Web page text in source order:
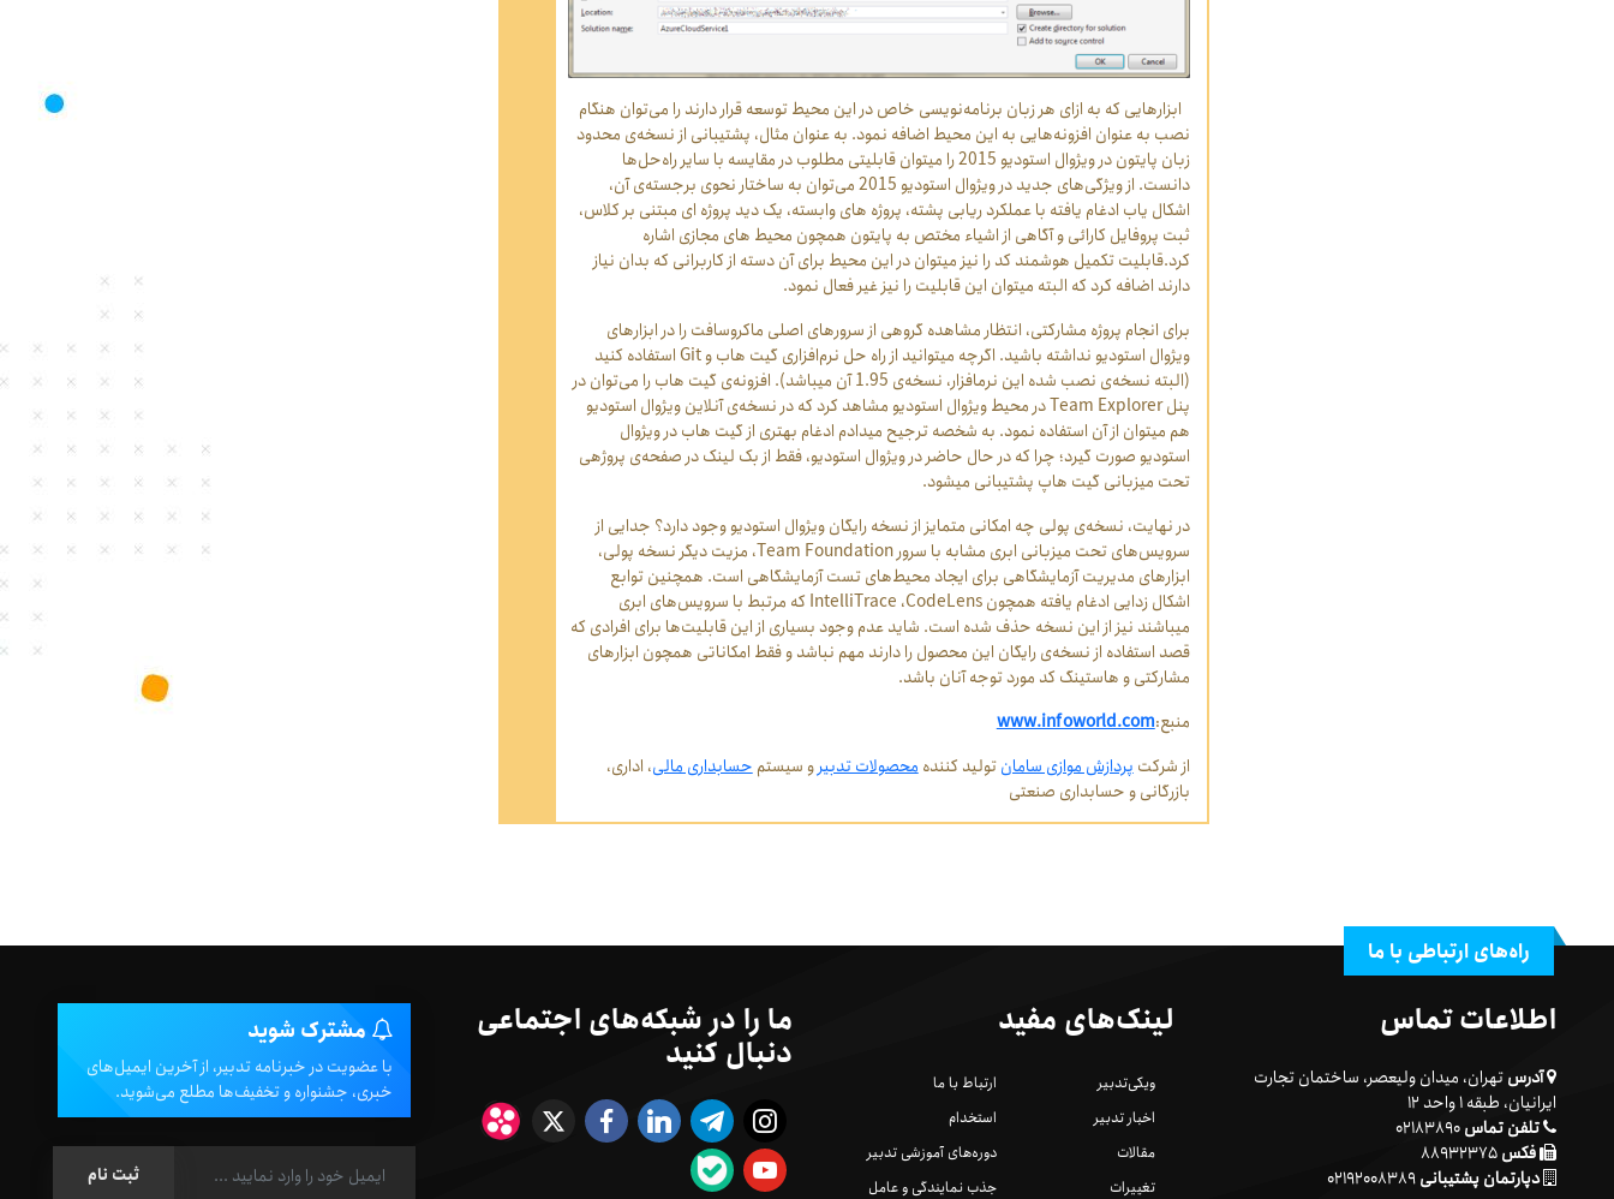
ابزارهایی که به ازای هر زبان برنامه‌‏نویسی خاص در این محیط توسعه قرار دارند را می‌‏توان هنگام
نصب به عنوان افزونه‌‏هایی به این محیط اضافه نمود. به عنوان مثال، پشتیبانی از نسخه‏‌ی محدود
زبان پایتون در ویژوال استودیو 2015 را می‏توان قابلیتی مطلوب در مقایسه با سایر راه‌حل‌ها
دانست. از ویژگی‏‌های جدید در ویژوال استودیو 2015 می‌‏توان به ساختار نحوی برجسته‌‏ی آن،
اشکال یاب ادغام یافته با عملکرد ریابی پشته، پروژه های وابسته، یک دید پروژه ای مبتنی بر کلاس،
ثبت پروفایل کارائی و آگاهی از اشیاء مختص به پایتون همچون محیط های مجازی اشاره
کرد.قابلیت تکمیل هوشمند کد را نیز میتوان در این محیط برای آن دسته از کاربرانی که بدان نیاز
دارند اضافه کرد که البته میتوان این قابلیت را نیز غیر فعال نمود.
برای انجام پروژه مشارکتی، انتظار مشاهده گروهی از سرورهای اصلی ماکروسافت را در ابزارهای
ویژوال استودیو نداشته باشید. اگرچه می‏توانید از راه حل نرم‏‌افزاری گیت هاب وGit استفاده کنید
(البته نسخه‏‌ی نصب شده این نرم‏افزار، نسخه‏‌ی 1.95 آن می‏باشد). افزونه‏‌ی گیت هاب را می‌‏توان در
پنلTeam Explorerدر محیط ویژوال استودیو مشاهد کرد که در نسخه‌‏ی آنلاین ویژوال استودیو
هم می‏توان از آن استفاده نمود. به شخصه ترجیح می‏دادم ادغام بهتری از گیت هاب در ویژوال
استودیو صورت گیرد؛ چرا که در حال حاضر در ویژوال استودیو، فقط از بک لینک در صفحه‌‏ی پروژه‏ی
تحت میزبانی گیت هاپ پشتیبانی می‏شود.
در نهایت، نسخه‏‌ی پولی چه امکانی متمایز از نسخه رایگان ویژوال استودیو وجود دارد؟ جدایی از
سرویس‏‌های تحت میزبانی ابری مشابه با سرورTeam Foundation، مزیت دیگر نسخه پولی،
ابزارهای مدیریت آزمایشگاهی برای ایجاد محیط‏‌های تست آزمایشگاهی است. همچنین توابع
اشکال زدایی ادغام یافته همچونCodeLens، IntelliTrace که مرتبط با سرویس‏‌های ابری
می‏باشند نیز از این نسخه حذف شده است. شاید عدم وجود بسیاری از این قابلیت‏‌ها برای افرادی که
قصد استفاده از نسخه‏‌ی رایگان این محصول را دارند مهم نباشد و فقط امکاناتی همچون ابزارهای
مشارکتی و هاستینگ کد مورد توجه آنان باشد.
منبع:www.infoworld.com
از شرکتپردازش موازی سامانتولید کنندهمحصولات تدبیرو سیستمحسابداری مالی، اداری،
بازرگانی و حسابداری صنعتی
راه‌های ارتباطی با ما
اطلاعات تماس
آدرستهران، میدان ولیعصر، ساختمان تجارت
ایرانیان، طبقه ۱ واحد ۱۲
تلفن تماس۰۲۱۸۳۸۹۰
فکس
دپارتمان پشتیبانی۰۲۱۹۲۰۰۸۳۸۹
لینک‌های مفید
ویکی‌تدبیر
اخبار تدبیر
مقالات
تغییرات
ارتباط با ما
استخدام
دوره‌های آموزشی تدبیر
جذب نمایندگی و عامل
ما را در شبکه‌های اجتماعی
دنبال کنید مشترک شوید
با عضویت در خبرنامه تدبیر، از آخرین ایمیل‌های
خبری، جشنواره و تخفیف‌ها مطلع می‌شوید.